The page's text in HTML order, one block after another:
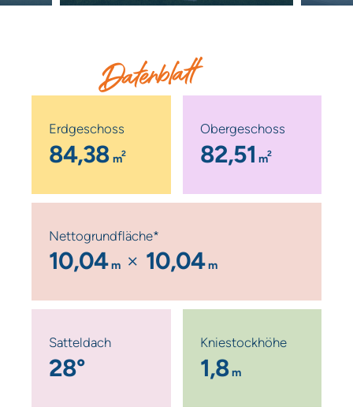
Datenblatt
Erdgeschoss
84,38 m2
Nettogrundfläche*
10,04 m 10,04 m
Obergeschoss
82,51 m2
Satteldach
28°
Kniestockhöhe
1,8 m